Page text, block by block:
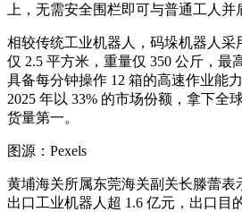
上，无需安全围栏即可与普通工人并
相较传统工业机器人，码垛机器人采
仅 2.5 平方米，重量仅 350 公斤，最
具备每分钟操作 12 箱的高速作业能
2025 年以 33% 的市场份额，拿下全
货量第一。
图源：Pexels
黄埔海关所属东莞海关副关长滕蕾表
出口工业机器人超 1.6 亿元，出口目